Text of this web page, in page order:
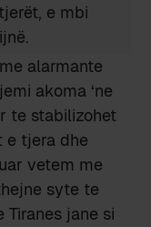
e mbi
alarmante
akoma ‘ne
te stabilizohet
e tjera dhe
vetem me
syte te
jane si